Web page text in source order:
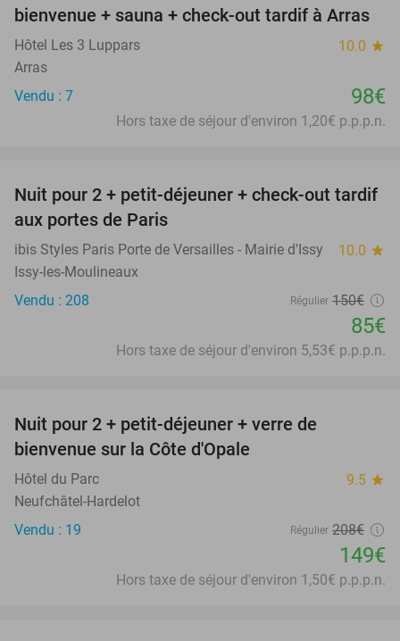
bienvenue + sauna + check-out tardif à Arras
Hôtel Les 3 Luppars 10.0 star
Arras
Vendu : 7
98€
Hors taxe de séjour d'environ 1,20€ p.p.p.n.
43%
Nuit pour 2 + petit-déjeuner + check-out tardif
aux portes de Paris
ibis Styles Paris Porte de Versailles - Mairie d'Issy 10.0 star
Issy-les-Moulineaux
Vendu : 208
Régulier 150€
85€
Hors taxe de séjour d'environ 5,53€ p.p.p.n.
Nuit pour 2 + petit-déjeuner + verre de
bienvenue sur la Côte d'Opale
Hôtel du Parc 9.5 star
Neufchâtel-Hardelot
Vendu : 19
Régulier 208€
149€
Hors taxe de séjour d'environ 1,50€ p.p.p.n.